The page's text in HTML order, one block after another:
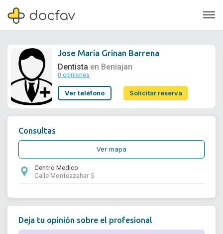
Soporte
Jose Maria Grinan Barrena
Dentista en Beniajan
0 opiniones
Ver teléfono Solicitar reserva
Consultas
Ver mapa
Centro Medico
Calle Monteazahar 5
Deja tu opinión sobre el profesional